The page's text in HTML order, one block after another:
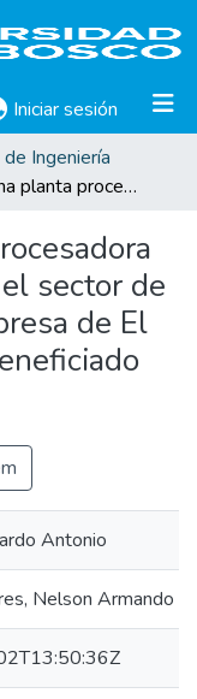
Iniciar sesión (current)
Ingeniería
Diseño de una planta procesadora de harina de arroz para el sector de la micro y pequeña empresa de El Salvador orientado al beneficiado de arroz.
sector de
de El
Antonio
Nelson Armando